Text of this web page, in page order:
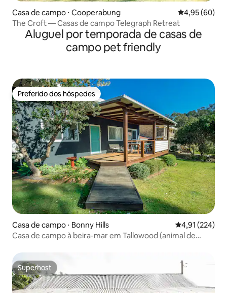
Casa de campo ⋅ Cooperabung 4,95 de uma
4,95 (60)
The Croft — Casas de campo Telegraph Retreat
Aluguel por temporada de casas de
campo pet friendly
Preferido dos hóspedes
Preferido dos hóspedes
Casa de campo ⋅ Bonny Hills 4,91 de uma
4,91 (224)
Casa de campo à beira-mar em Tallowood (animal de
Superhost
Superhost